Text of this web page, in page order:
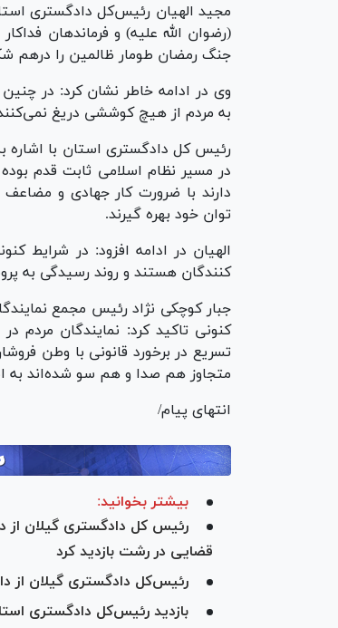
مجید الهیان رئیس‌کل دادگستری
(رضوان الله علیه) و فرماندهان
جنگ رمضان طومار ظالمین را درهم
وی در ادامه خاطر نشان کرد: در
به مردم از هیچ کوششی دریغ
رئیس کل دادگستری استان با اشاره
در مسیر نظام اسلامی ثابت قدم
دارند با ضرورت کار جهادی و
توان خود بهره گیرند.
الهیان در ادامه افزود: در شرایط
کنندگان هستند و روند رسیدگی به
جبار کوچکی نژاد رئیس مجمع
کنونی تاکید کرد: نمایندگان
تسریع در برخورد قانونی با وطن
متجاوز هم صدا و هم سو شده‌اند به
انتهای پیام/
بیشتر بخوانید:
رئیس کل دادگستری گیلان از
قضایی در رشت بازدید کرد
رئیس‌کل دادگستری گیلان از
بازدید رئیس‌کل دادگستری